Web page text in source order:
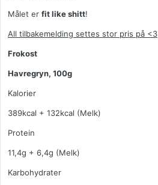
Målet er fit like shitt!
All tilbakemelding settes stor pris på <3
Frokost
Havregryn, 100g
Kalorier
389kcal + 132kcal (Melk)
Protein
11,4g + 6,4g (Melk)
Karbohydrater